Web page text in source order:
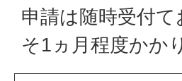
申請は随時受付
そ1ヵ月程度かか